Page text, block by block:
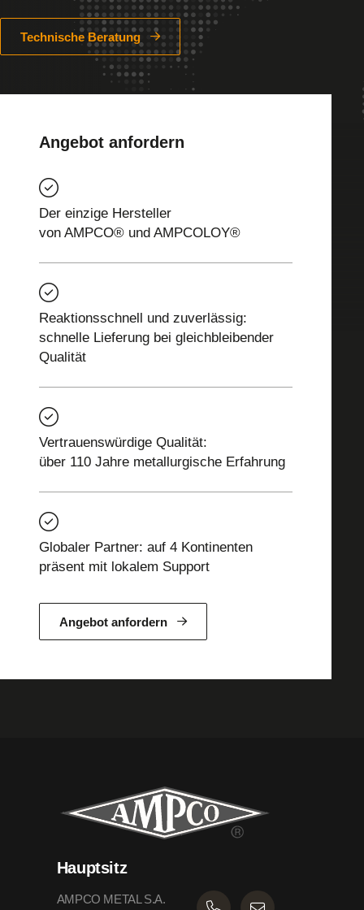
Technische Beratung
Angebot anfordern
Der einzige Hersteller
von AMPCO® und AMPCOLOY®
Reaktionsschnell und zuverlässig:
schnelle Lieferung bei gleichbleibender
Qualität
Vertrauenswürdige Qualität:
über 110 Jahre metallurgische Erfahrung
Globaler Partner: auf 4 Kontinenten
präsent mit lokalem Support
Angebot anfordern
Hauptsitz
AMPCO METAL S.A.